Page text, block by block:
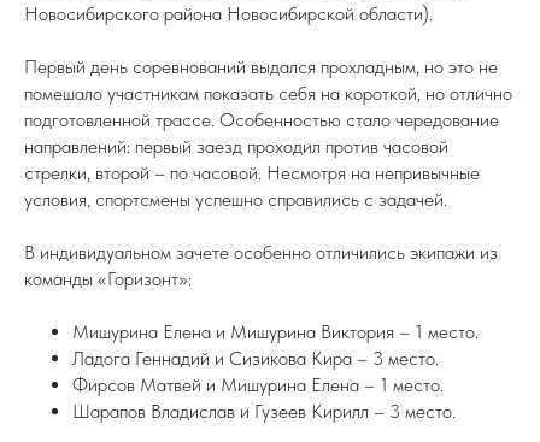
Новосибирского района Новосибирской области).
Первый день соревнований выдался прохладным, но это не
помешало участникам показать себя на короткой, но отлично
подготовленной трассе. Особенностью стало чередование
направлений: первый заезд проходил против часовой
стрелки, второй – по часовой. Несмотря на непривычные
условия, спортсмены успешно справились с задачей.
В индивидуальном зачете особенно отличились экипажи из
команды «Горизонт»:
Мишурина Елена и Мишурина Виктория – 1 место.
Ладога Геннадий и Сизикова Кира – 3 место.
Фирсов Матвей и Мишурина Елена – 1 место.
Шарапов Владислав и Гузеев Кирилл – 3 место.